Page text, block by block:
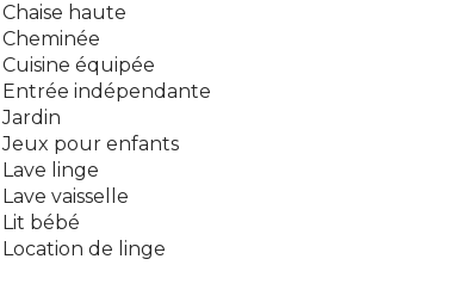
Chaise haute
Cheminée
Cuisine équipée
Entrée indépendante
Jardin
Jeux pour enfants
Lave linge
Lave vaisselle
Lit bébé
Location de linge